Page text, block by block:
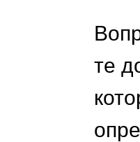
те